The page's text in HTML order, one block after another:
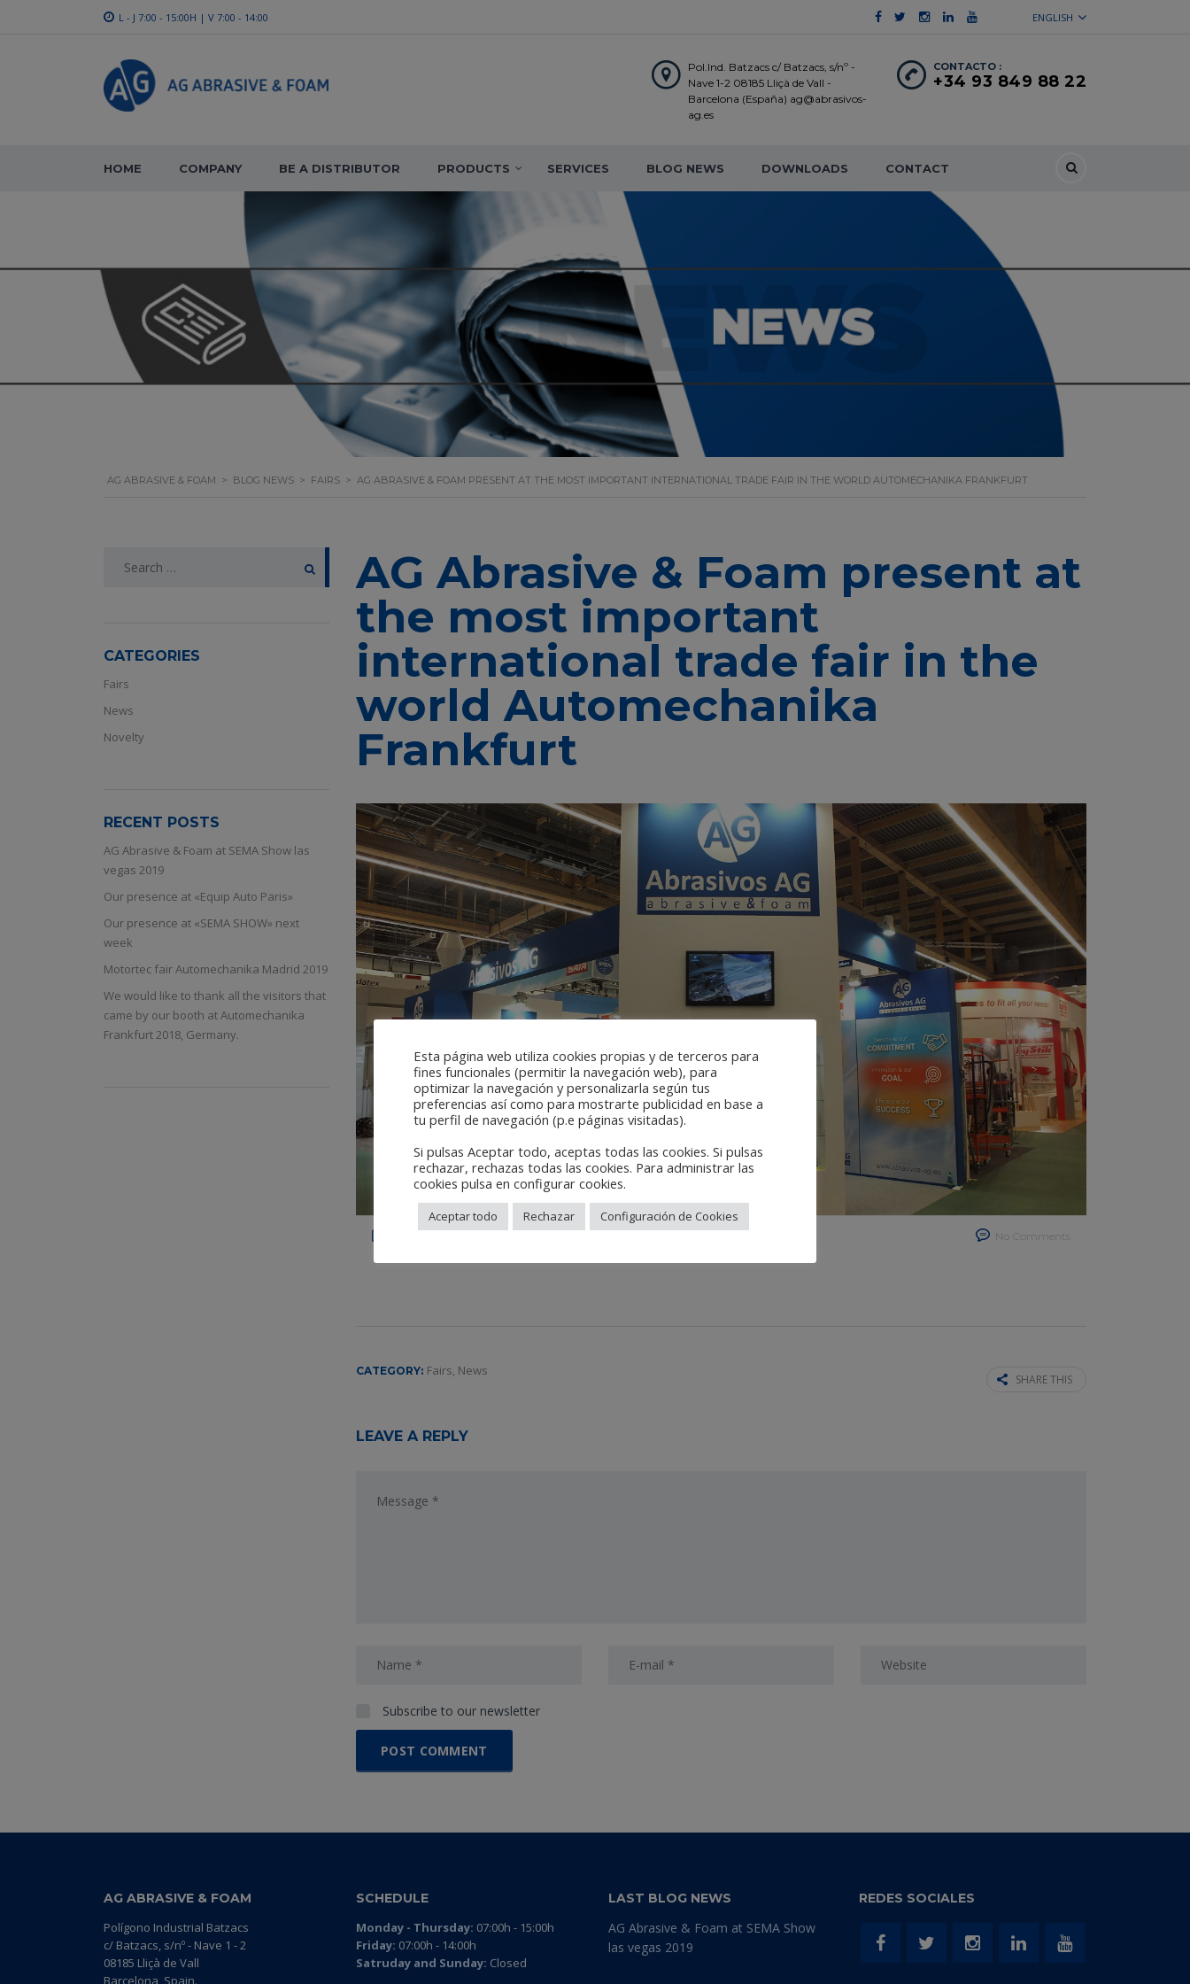
ENGLISH
L - J 7:00 - 15:00H | V 7:00 - 14:00
CONTACTO :
+34 93 849 88 22
Pol.Ind. Batzacs c/ Batzacs, s/nº -
Nave 1-2 08185 Lliçà de Vall -
Barcelona (España) ag@abrasivos-
ag.es
HOME COMPANY BE A DISTRIBUTOR PRODUCTS SERVICES BLOG NEWS DOWNLOADS CONTACT
AG ABRASIVE & FOAM > BLOG NEWS > FAIRS > AG ABRASIVE & FOAM PRESENT AT THE MOST IMPORTANT INTERNATIONAL TRADE FAIR IN THE WORLD AUTOMECHANIKA FRANKFURT
AG Abrasive & Foam present at
the most important
international trade fair in the
world Automechanika
Frankfurt
No Comments
CATEGORY: Fairs, News
SHARE THIS
LEAVE A REPLY
Subscribe to our newsletter
CATEGORIES
Fairs
News
Novelty
RECENT POSTS
AG Abrasive & Foam at SEMA Show las
vegas 2019
Our presence at «Equip Auto Paris»
Our presence at «SEMA SHOW» next
week
Motortec fair Automechanika Madrid 2019
We would like to thank all the visitors that
came by our booth at Automechanika
Frankfurt 2018, Germany.
AG ABRASIVE & FOAM
Polígono Industrial Batzacs
c/ Batzacs, s/nº - Nave 1 - 2
08185 Lliçà de Vall
Barcelona, Spain.
SCHEDULE
Monday - Thursday: 07:00h - 15:00h
Friday: 07:00h - 14:00h
Satruday and Sunday: Closed
LAST BLOG NEWS
AG Abrasive & Foam at SEMA Show
las vegas 2019
REDES SOCIALES
Esta página web utiliza cookies propias y de terceros para
fines funcionales (permitir la navegación web), para
optimizar la navegación y personalizarla según tus
preferencias así como para mostrarte publicidad en base a
tu perfil de navegación (p.e páginas visitadas).
Si pulsas Aceptar todo, aceptas todas las cookies. Si pulsas
rechazar, rechazas todas las cookies. Para administrar las
cookies pulsa en configurar cookies.
Aceptar todo Rechazar Configuración de Cookies